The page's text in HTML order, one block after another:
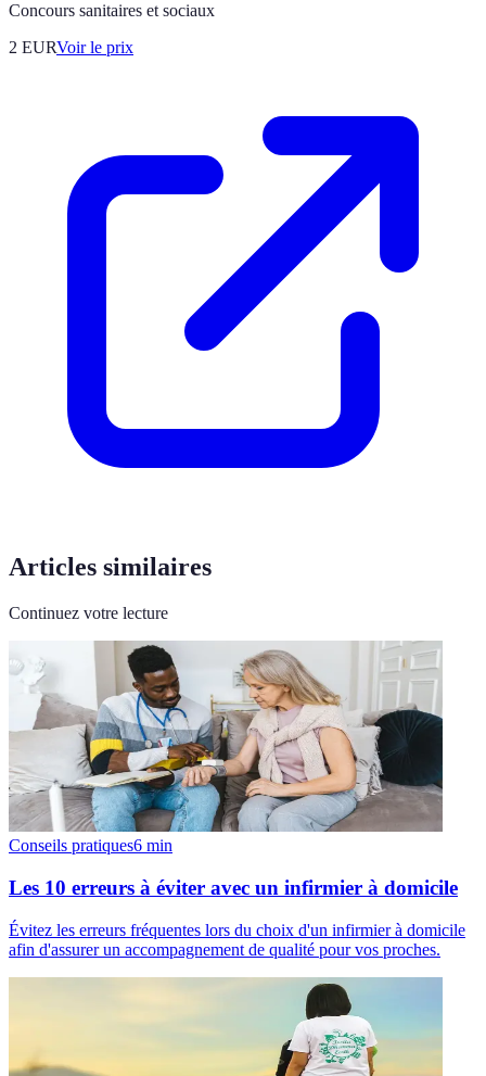
Concours sanitaires et sociaux
2 EURVoir le prix
Articles similaires
Continuez votre lecture
Conseils pratiques6 min
Les 10 erreurs à éviter avec un infirmier à domicile
Évitez les erreurs fréquentes lors du choix d'un infirmier à domicile
afin d'assurer un accompagnement de qualité pour vos proches.